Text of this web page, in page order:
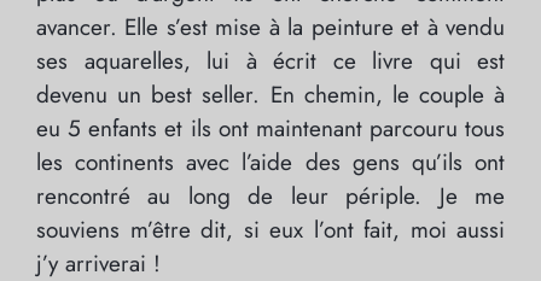
avancer. Elle s’est mise à la peinture et à vendu
ses aquarelles, lui à écrit ce livre qui est
devenu un best seller. En chemin, le couple à
eu 5 enfants et ils ont maintenant parcouru tous
les continents avec l’aide des gens qu’ils ont
rencontré au long de leur périple. Je me
souviens m’être dit, si eux l’ont fait, moi aussi
j’y arriverai !